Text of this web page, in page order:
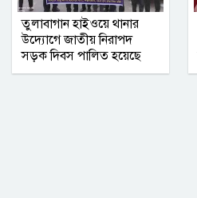
তুলাবাগান হাইওয়ে থানার
উদ্যোগে জাতীয় নিরাপদ
সড়ক দিবস পালিত হয়েছে